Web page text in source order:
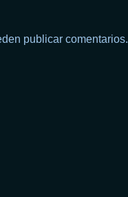
publicar comentarios.